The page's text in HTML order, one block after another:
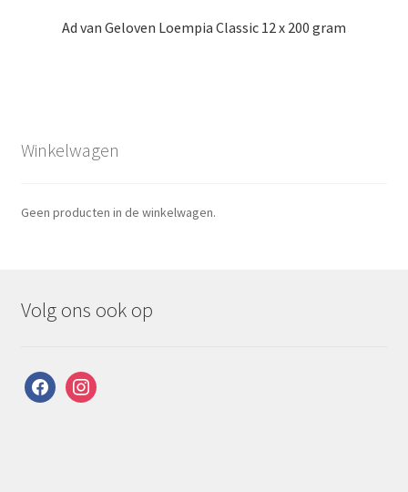
Ad van Geloven Loempia Classic 12 x 200 gram
Winkelwagen
Geen producten in de winkelwagen.
Volg ons ook op
facebookinstagram